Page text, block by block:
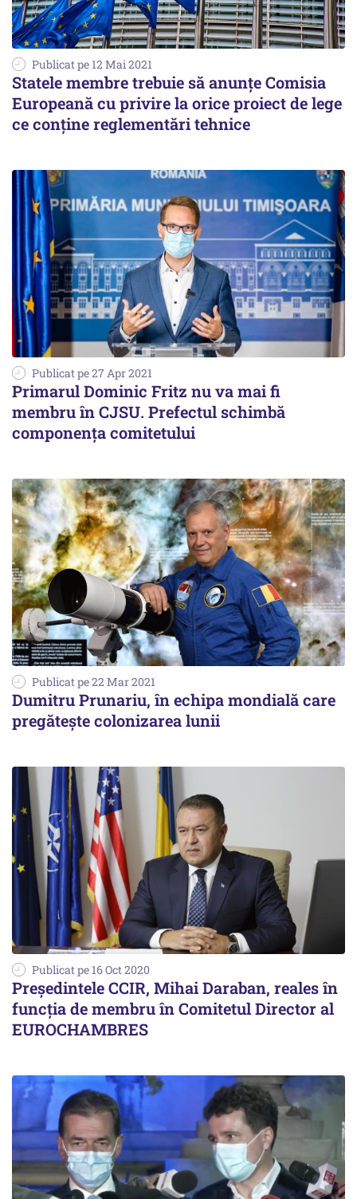
Publicat pe 12 Mai 2021
Statele membre trebuie să anunţe Comisia
Europeană cu privire la orice proiect de lege
ce conţine reglementări tehnice
Publicat pe 27 Apr 2021
Primarul Dominic Fritz nu va mai fi
membru în CJSU. Prefectul schimbă
componența comitetului
Publicat pe 22 Mar 2021
Dumitru Prunariu, în echipa mondială care
pregătește colonizarea lunii
Publicat pe 16 Oct 2020
Președintele CCIR, Mihai Daraban, reales în
funcția de membru în Comitetul Director al
EUROCHAMBRES